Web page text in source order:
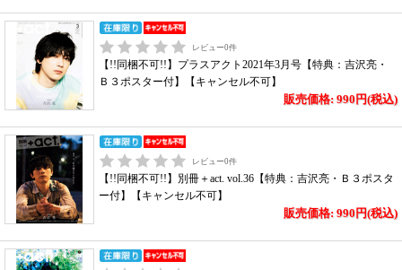
レビュー0件
【!!同梱不可!!】プラスアクト2021年3月号【特典：吉沢亮・
Ｂ３ポスター付】【キャンセル不可】
販売価格: 990円(税込)
レビュー0件
【!!同梱不可!!】別冊＋act. vol.36【特典：吉沢亮・Ｂ３ポスタ
ー付】【キャンセル不可】
販売価格: 990円(税込)